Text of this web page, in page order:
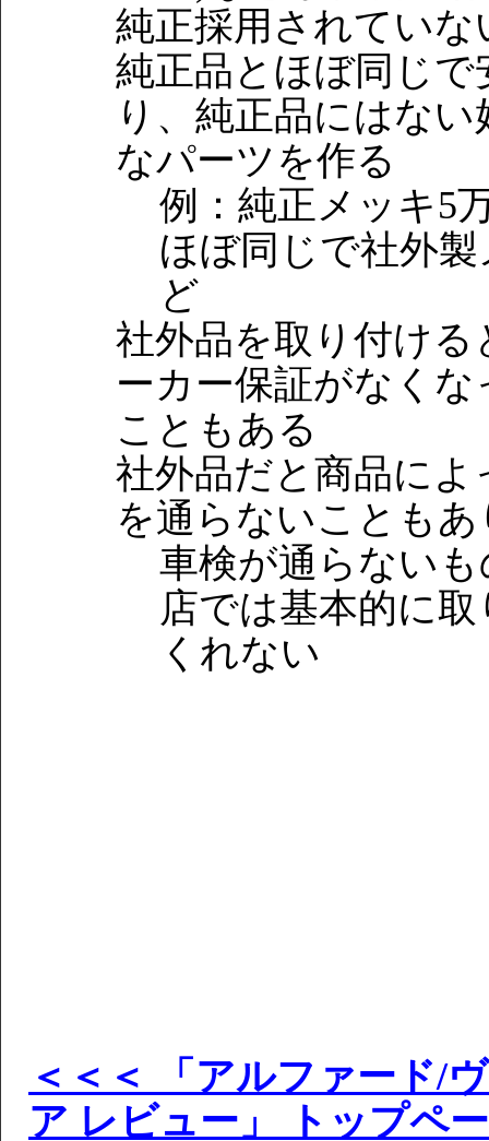
純正採用されていな
純正品とほぼ同じで
り、純正品にはな
なパーツを作る
例：純正メッキ5
ほぼ同じで社外
ど
社外品を取り付ける
ーカー保証がなく
こともある
社外品だと商品によ
を通らないことも
車検が通らない
店では基本的に
くれない
＜＜＜ 「アルファード/
ア レビュー」 トップペ